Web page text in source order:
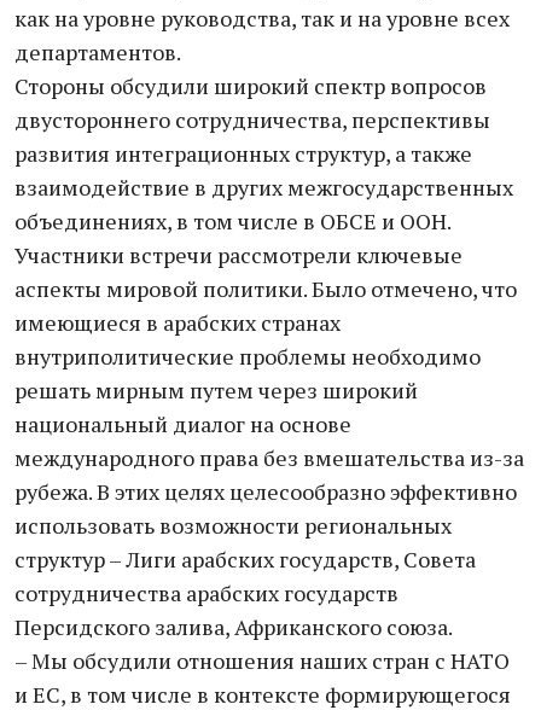
как на уровне руководства, так и на уровне всех
департаментов.
Стороны обсудили широкий спектр вопросов
двустороннего сотрудничества, перспективы
развития интеграционных структур, а также
взаимодействие в других межгосударственных
объединениях, в том числе в ОБСЕ и ООН.
Участники встречи рассмотрели ключевые
аспекты мировой политики. Было отмечено, что
имеющиеся в арабских странах
внутриполитические проблемы необходимо
решать мирным путем через широкий
национальный диалог на основе
международного права без вмешательства из-за
рубежа. В этих целях целесообразно эффективно
использовать возможности региональных
структур – Лиги арабских государств, Совета
сотрудничества арабских государств
Персидского залива, Африканского союза.
– Мы обсудили отношения наших стран с НАТО
и ЕС, в том числе в контексте формирующегося